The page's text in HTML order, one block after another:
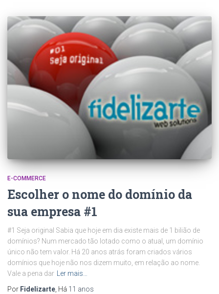
E-COMMERCE
Escolher o nome do domínio da
sua empresa #1
#1 Seja original Sabia que hoje em dia existe mais de 1 bilião de
domínios? Num mercado tão lotado como o atual, um domínio
único não tem valor. Há 20 anos atrás foram criados vários
domínios que hoje não nos dizem muito, em relação ao nome.
Vale a pena dar
Ler mais…
Por Fidelizarte , Há 11 anos